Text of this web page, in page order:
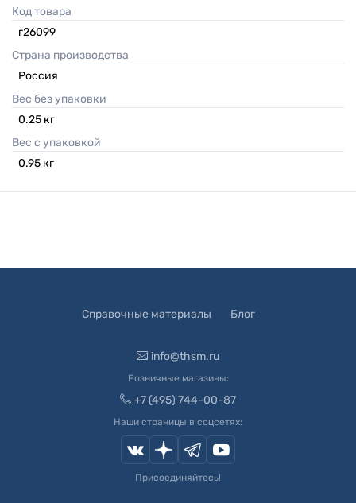
Код товара
г26099
Страна производства
Россия
Вес без упаковки
0.25 кг
Вес с упаковкой
0.95 кг
Справочные материалы Блог
info@thsm.ru
Розничные магазины:
+7 (495) 744-00-87
Наши страницы в соцсетях:
Присоединяйтесь!